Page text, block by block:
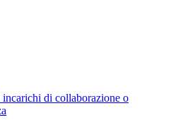
di collaborazione o